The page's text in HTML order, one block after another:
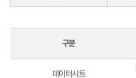
구분
데이터시트